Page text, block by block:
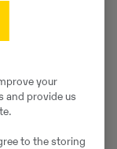
your
and provide us
to the storing